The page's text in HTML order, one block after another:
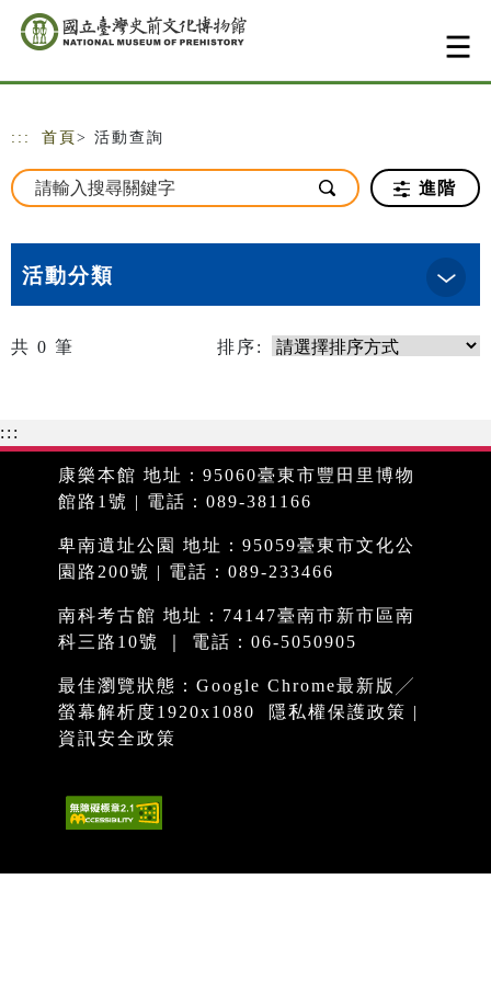
跳到主要內容
網站導覽
::: 首頁 > 活動查詢
進階
活動分類
共 0 筆 排序:
:::
康樂本館 地址：95060臺東市豐田里博物
館路1號 | 電話：089-381166
卑南遺址公園 地址：95059臺東市文化公
園路200號 | 電話：089-233466
南科考古館 地址：74147臺南市新市區南
科三路10號 ｜ 電話：06-5050905
最佳瀏覽狀態：Google Chrome最新版╱
螢幕解析度1920x1080
隱私權保護政策 |
資訊安全政策